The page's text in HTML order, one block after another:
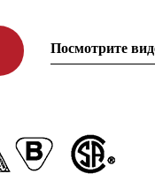
Посмотрите